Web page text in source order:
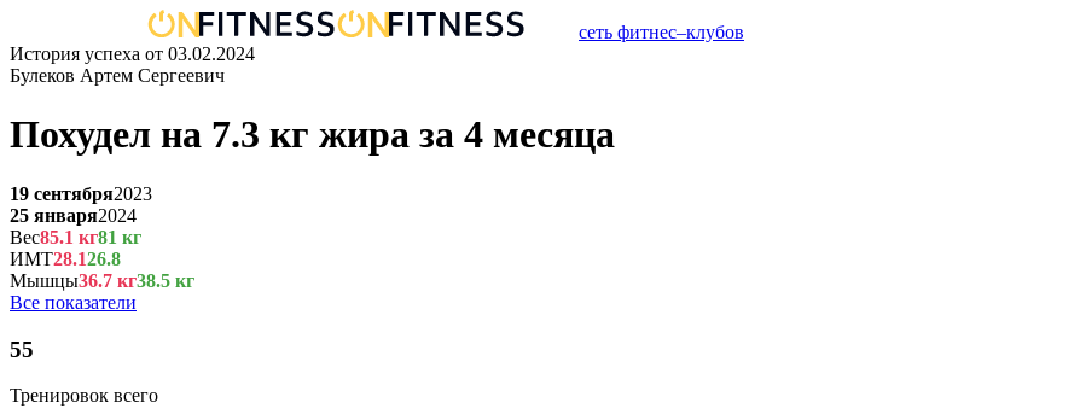
сеть фитнес–клубов
История успеха от 03.02.2024
Булеков Артем Сергеевич
Похудел на 7.3 кг жира за 4 месяца
19 сентября2023
25 января2024
Вес85.1 кг81 кг
ИМТ28.126.8
Мышцы36.7 кг38.5 кг
Все показатели
55
Тренировок всего